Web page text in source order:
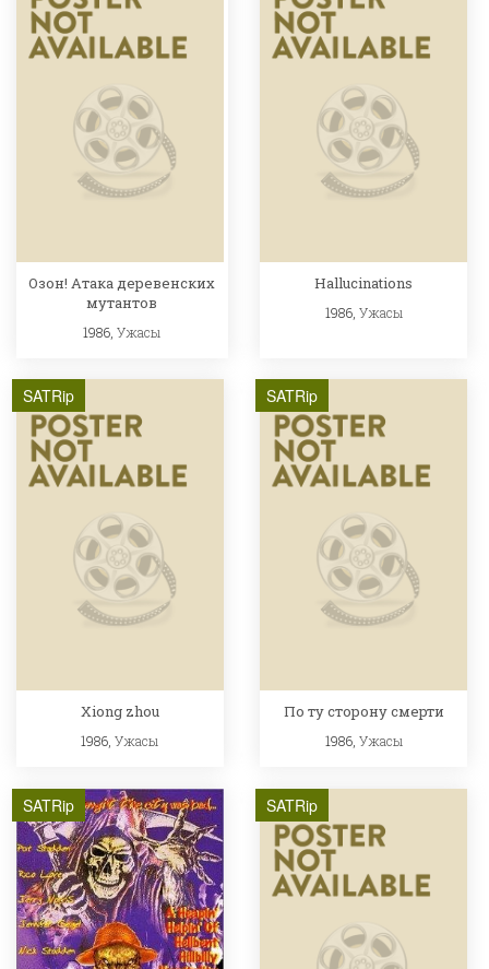
Озон! Атака деревенских
мутантов
1986,Ужасы
Hallucinations
1986, Ужасы
SATRip
Xiong zhou
1986,Ужасы
SATRip
По ту сторону смерти
1986, Ужасы
SATRip SATRip